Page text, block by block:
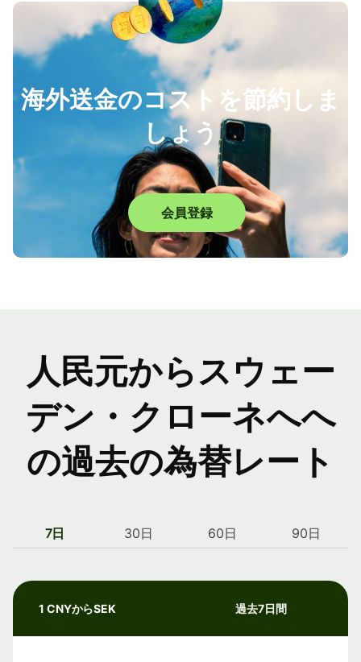
海外送金のコストを節約しま
しょう
会員登録
人民元からスウェー
デン・クローネへへ
の過去の為替レート
7日 30日 60日 90日
1 CNYからSEK 過去7日間